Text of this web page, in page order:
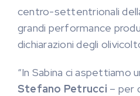
centro-settentrionali
grandi performance
dichiarazioni degli
“In Sabina ci aspettiamo
Stefano Petrucci – per